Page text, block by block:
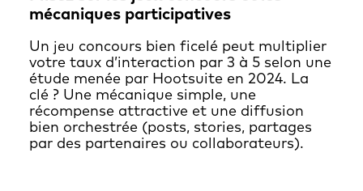
mécaniques participatives
Un jeu concours bien ficelé peut multiplier
votre taux d’interaction par 3 à 5 selon une
étude menée par Hootsuite en 2024. La
clé ? Une mécanique simple, une
récompense attractive et une diffusion
bien orchestrée (posts, stories, partages
par des partenaires ou collaborateurs).